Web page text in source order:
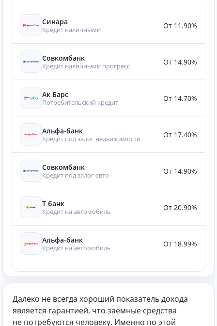
Синара
Кредит наличными От 11.90%
Совкомбанк
Кредит наличными прогресс От 14.90%
Ак Барс
Потребительский кредит От 14.70%
Альфа-банк
Кредит под залог недвижимости От 17.40%
Совкомбанк
Кредит под залог авто От 14.90%
Т банк
Кредит на автомобиль От 20.90%
Альфа-банк
Кредит на автомобиль От 18.99%
Далеко не всегда хороший показатель дохода
является гарантией, что заемные средства
не потребуются человеку. Именно по этой